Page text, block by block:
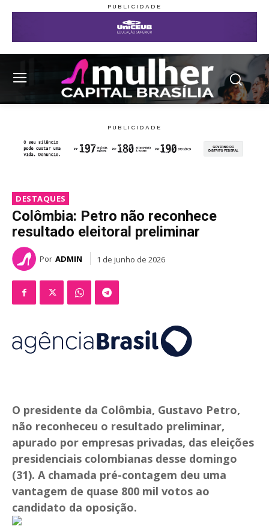
DESTAQUES
Colômbia: Petro não reconhece
resultado eleitoral preliminar
Por ADMIN 1 de junho de 2026
O presidente da Colômbia, Gustavo Petro,
não reconheceu o resultado preliminar,
apurado por empresas privadas, das eleições
presidenciais colombianas desse domingo
(31). A chamada pré-contagem deu uma
vantagem de quase 800 mil votos ao
candidato da oposição.